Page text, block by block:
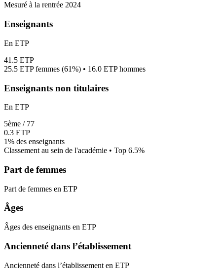
Mesuré à la rentrée 2024
Enseignants
En ETP
41.5 ETP
25.5 ETP femmes (61%) • 16.0 ETP hommes
Enseignants non titulaires
En ETP
5ème / 77
0.3 ETP
1% des enseignants
Classement au sein de l'académie • Top 6.5%
Part de femmes
Part de femmes en ETP
Âges
Âges des enseignants en ETP
Ancienneté dans l’établissement
Ancienneté dans l’établissement en ETP